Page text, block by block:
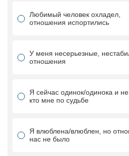
Любимый человек охладел,
отношения испортились
У меня несерьезные,
отношения
Я сейчас одинок/одинока и не
кто мне по судьбе
Я влюблена/влюблен, но
нас не было